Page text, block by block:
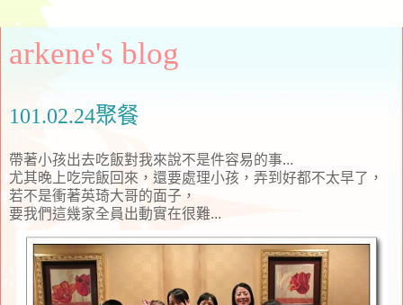
arkene's blog
101.02.24聚餐
帶著小孩出去吃飯對我來說不是件容易的事...
尤其晚上吃完飯回來，還要處理小孩，弄到好都不太早了，
若不是衝著英琦大哥的面子，
要我們這幾家全員出動實在很難...